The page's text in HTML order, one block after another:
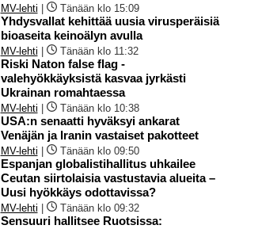
MV-lehti Tänään klo 15:09
Yhdysvallat kehittää uusia virusperäisiä
bioaseita keinoälyn avulla
MV-lehti Tänään klo 11:32
Riski Naton false flag -
valehyökkäyksistä kasvaa jyrkästi
Ukrainan romahtaessa
MV-lehti Tänään klo 10:38
USA:n senaatti hyväksyi ankarat
Venäjän ja Iranin vastaiset pakotteet
MV-lehti Tänään klo 09:50
Espanjan globalistihallitus uhkailee
Ceutan siirtolaisia vastustavia alueita –
Uusi hyökkäys odottavissa?
MV-lehti Tänään klo 09:32
Sensuuri hallitsee Ruotsissa: